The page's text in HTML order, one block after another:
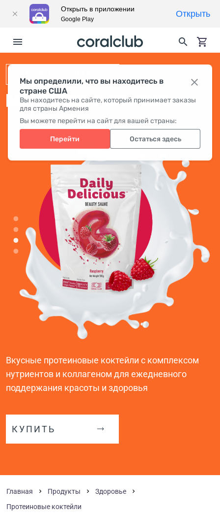
Мы определили, что вы находитесь в
стране США
Вы находитесь на сайте, который принимает заказы
для страны Армения
Вы можете перейти на сайт для вашей страны:
Перейти Остаться здесь
DAILY DELICIOUS BEAUTY SHAKE
Вкусные протеиновые коктейли с комплексом
нутриентов и коллагеном для ежедневного
поддержания красоты и здоровья
КУПИТЬ
Главная Продукты
Здоровье
Протеиновые коктейли
Открыть в приложении
Google Play
Открыть